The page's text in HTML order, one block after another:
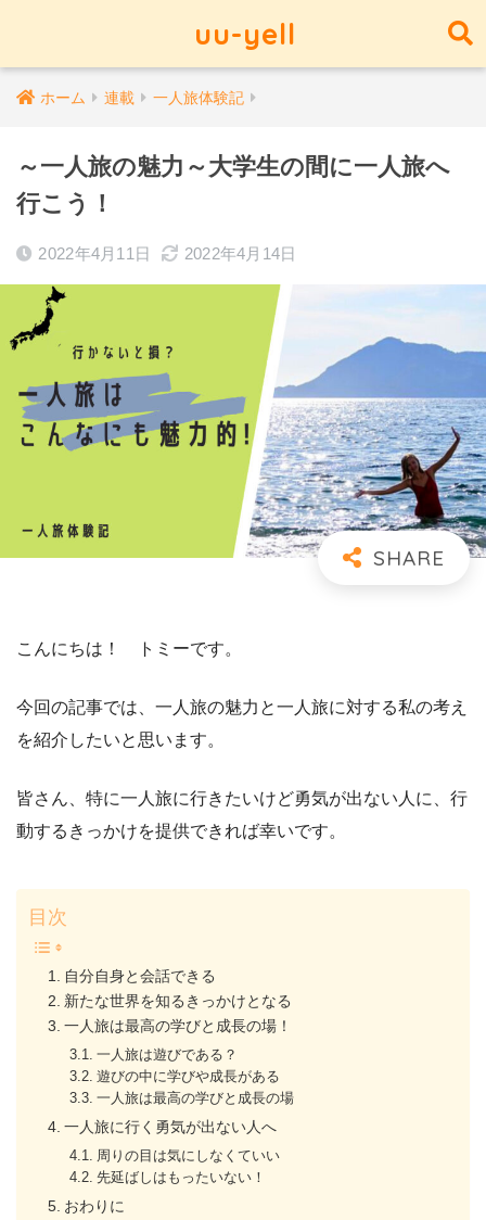
uu-yell
ホーム 連載 一人旅体験記
～一人旅の魅力～大学生の間に一人旅へ
行こう！
2022年4月11日 2022年4月14日
こんにちは！ トミーです。
今回の記事では、一人旅の魅力と一人旅に対する私の考え
を紹介したいと思います。
皆さん、特に一人旅に行きたいけど勇気が出ない人に、行
動するきっかけを提供できれば幸いです。
目次
自分自身と会話できる
新たな世界を知るきっかけとなる
一人旅は最高の学びと成長の場！
一人旅は遊びである？
遊びの中に学びや成長がある
一人旅は最高の学びと成長の場
一人旅に行く勇気が出ない人へ
周りの目は気にしなくていい
先延ばしはもったいない！
おわりに